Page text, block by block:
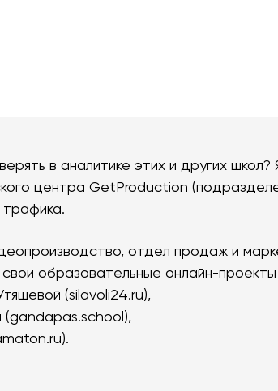
в аналитике этих и других
центра GetProduction
отдел продаж и
образовательные онлайн-
(silavoli24.ru),
(gandapas.school),